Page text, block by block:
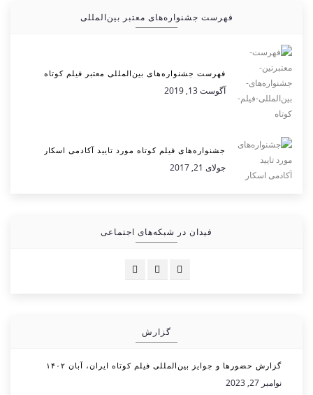
فهرست جشنواره‌های معتبر بین‌المللی
فهرست جشنواره‌های بین‌المللی معتبر فیلم کوتاه
آگوست 13, 2019
جشنواره‌های فیلم کوتاه مورد تایید آکادمی اسکار
جولای 21, 2017
فیدان در شبکه‌های اجتماعی
گزارش
گزارش حضورها و جوایز بین‌المللی فیلم کوتاه ایران، آبان ۱۴۰۲
نوامبر 27, 2023